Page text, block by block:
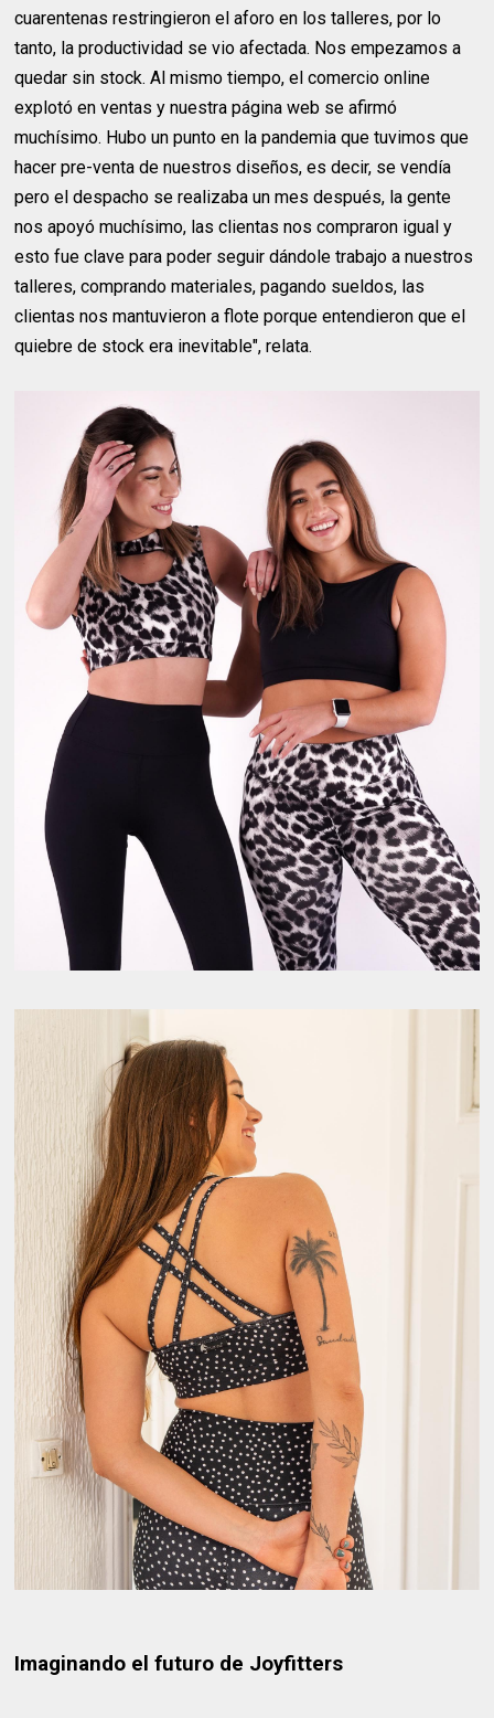
cuarentenas restringieron el aforo en los talleres, por lo
tanto, la productividad se vio afectada. Nos empezamos a
quedar sin stock. Al mismo tiempo, el comercio online
explotó en ventas y nuestra página web se afirmó
muchísimo. Hubo un punto en la pandemia que tuvimos que
hacer pre-venta de nuestros diseños, es decir, se vendía
pero el despacho se realizaba un mes después, la gente
nos apoyó muchísimo, las clientas nos compraron igual y
esto fue clave para poder seguir dándole trabajo a nuestros
talleres, comprando materiales, pagando sueldos, las
clientas nos mantuvieron a flote porque entendieron que el
quiebre de stock era inevitable", relata.
Imaginando el futuro de Joyfitters